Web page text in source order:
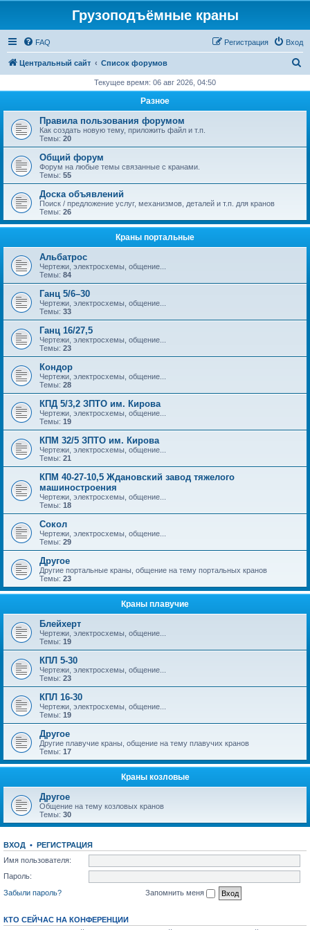
Грузоподъёмные краны
FAQ Вход
Регистрация
Центральный сайт Список форумов
с
Текущее время: 06 авг 2026, 04:50
Разное
Правила пользования форумом
Как создать новую тему, приложить файл и т.п.
Темы: 20
Общий форум
Форум на любые темы связанные с кранами.
Темы: 55
Доска объявлений
Поиск / предложение услуг, механизмов, деталей и т.п. для кранов
Темы: 26
Краны портальные
Альбатрос
Чертежи, электросхемы, общение...
Темы: 84
Ганц 5/6–30
Чертежи, электросхемы, общение...
Темы: 33
Ганц 16/27,5
Чертежи, электросхемы, общение...
Темы: 23
Кондор
Чертежи, электросхемы, общение...
Темы: 28
КПД 5/3,2 ЗПТО им. Кирова
Чертежи, электросхемы, общение...
Темы: 19
КПМ 32/5 ЗПТО им. Кирова
Чертежи, электросхемы, общение...
Темы: 21
КПМ 40-27-10,5 Ждановский завод тяжелого
машиностроения
Чертежи, электросхемы, общение...
Темы: 18
Сокол
Чертежи, электросхемы, общение...
Темы: 29
Другое
Другие портальные краны, общение на тему портальных кранов
Темы: 23
Краны плавучие
Блейхерт
Чертежи, электросхемы, общение...
Темы: 19
КПЛ 5-30
Чертежи, электросхемы, общение...
Темы: 23
КПЛ 16-30
Чертежи, электросхемы, общение...
Темы: 19
Другое
Другие плавучие краны, общение на тему плавучих кранов
Темы: 17
Краны козловые
Другое
Общение на тему козловых кранов
Темы: 30
ВХОД • РЕГИСТРАЦИЯ
Имя пользователя:
Пароль:
Забыли пароль?
Запомнить меня
КТО СЕЙЧАС НА КОНФЕРЕНЦИИ